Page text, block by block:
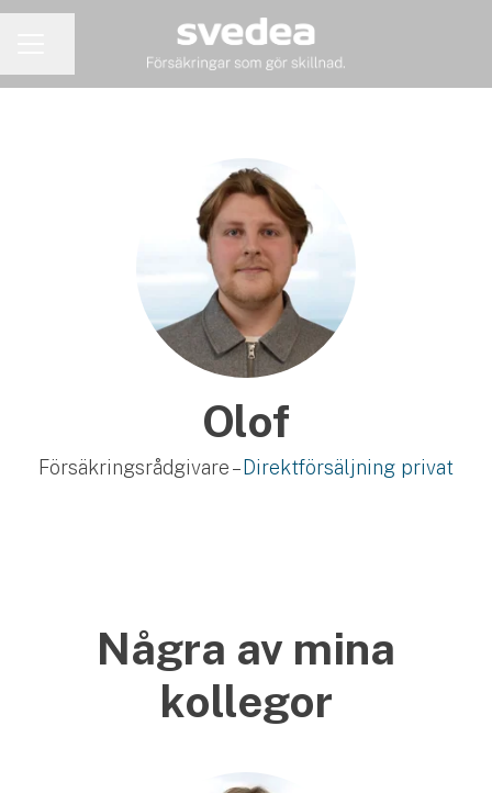
Olof
Försäkringsrådgivare – Direktförsäljning privat
Några av mina
kollegor